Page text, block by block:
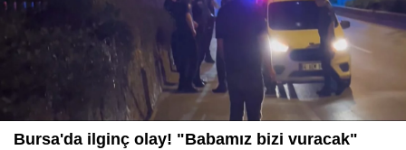
Bursa'da ilginç olay! "Babamız bizi vuracak"